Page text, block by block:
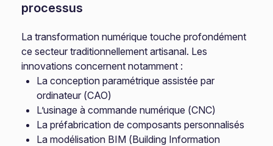
processus
La transformation numérique touche profondément
ce secteur traditionnellement artisanal. Les
innovations concernent notamment :
La conception paramétrique assistée par
ordinateur (CAO)
L’usinage à commande numérique (CNC)
La préfabrication de composants personnalisés
La modélisation BIM (Building Information